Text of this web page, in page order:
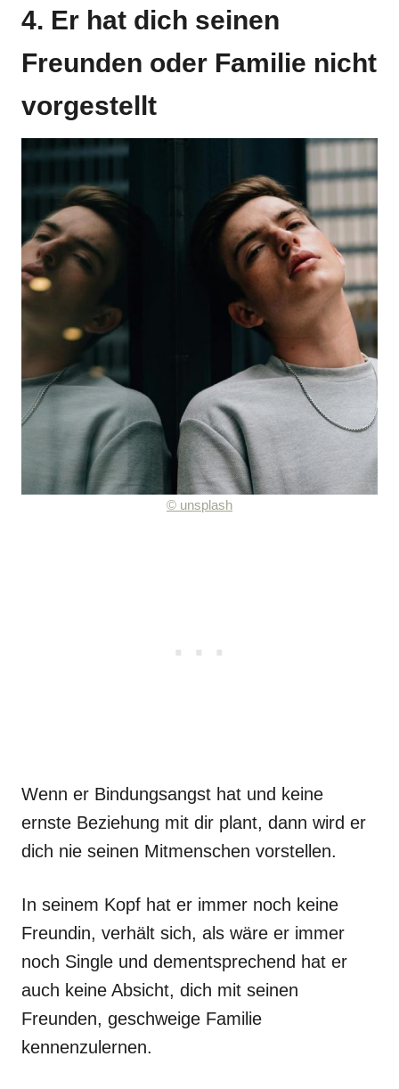
4. Er hat dich seinen
Freunden oder Familie nicht
vorgestellt
© unsplash
Wenn er Bindungsangst hat und keine
ernste Beziehung mit dir plant, dann wird er
dich nie seinen Mitmenschen vorstellen.
In seinem Kopf hat er immer noch keine
Freundin, verhält sich, als wäre er immer
noch Single und dementsprechend hat er
auch keine Absicht, dich mit seinen
Freunden, geschweige Familie
kennenzulernen.